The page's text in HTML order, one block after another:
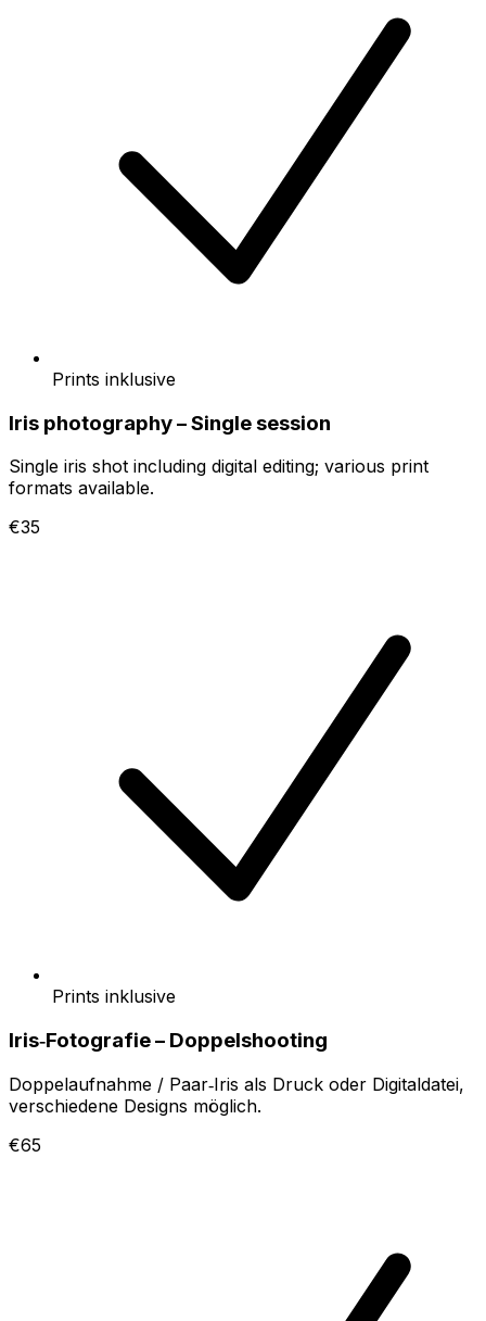
Prints inklusive
Iris photography – Single session
Single iris shot including digital editing; various print
formats available.
€35
Prints inklusive
Iris‑Fotografie – Doppelshooting
Doppelaufnahme / Paar‑Iris als Druck oder Digitaldatei,
verschiedene Designs möglich.
€65